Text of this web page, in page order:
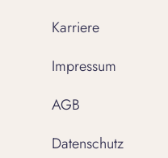
Karriere
Impressum
AGB
Datenschutz